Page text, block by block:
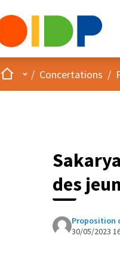
AccueilMenu principal
/ Concertations /
des
Proposition
30/05/2023